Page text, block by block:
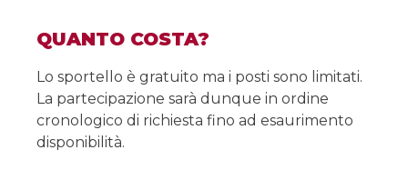
QUANTO COSTA?
Lo sportello è gratuito ma i posti sono limitati.
La partecipazione sarà dunque in ordine
cronologico di richiesta fino ad esaurimento
disponibilità.